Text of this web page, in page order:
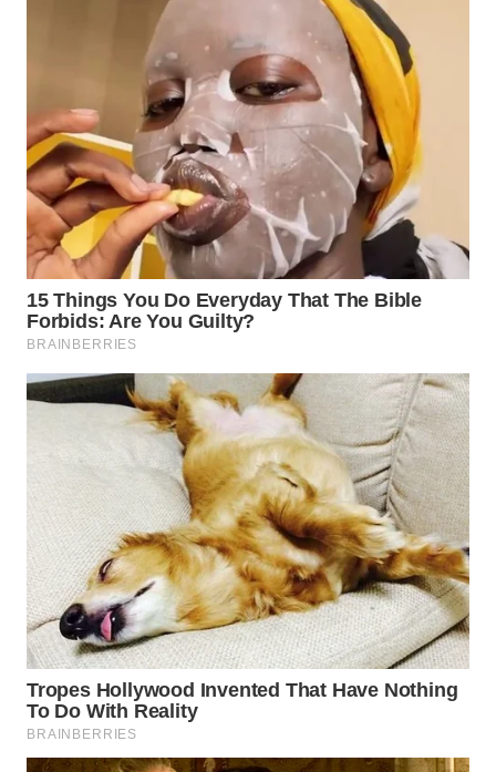
WN
SULSEL
WN
GORONTALO
WN
SULUT
WN
MALUKU
MALUT
WN
DAIRI
WN
DANAU
TOBA
WN
NIAS